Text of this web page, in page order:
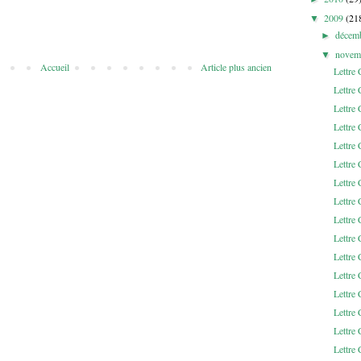
Article plus ancien
Accueil
▼ 2009
►
▼
Lettre
Lettre
Lettre
Lettre
Lettre
Lettre
Lettre
Lettre
Lettre
Lettre
Lettre
Lettre
Lettre
Lettre
Lettre